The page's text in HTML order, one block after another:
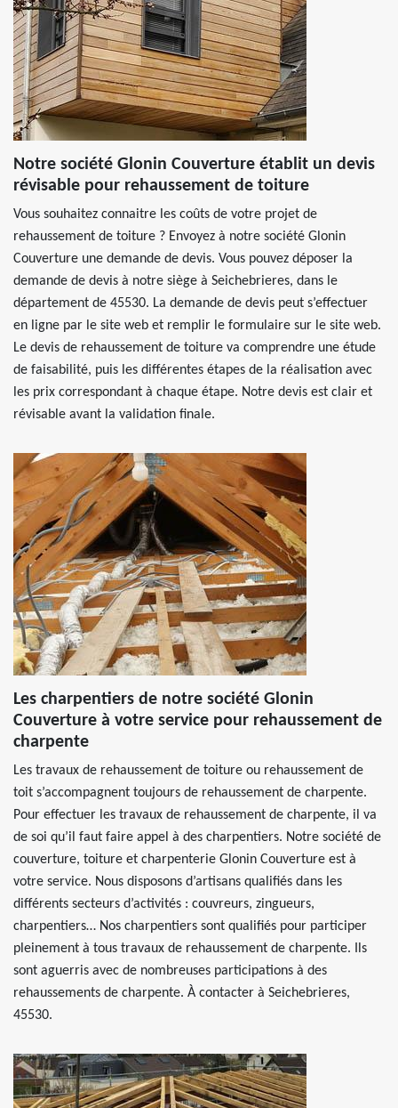
Notre société Glonin Couverture établit un devis
révisable pour rehaussement de toiture
Vous souhaitez connaitre les coûts de votre projet de
rehaussement de toiture ? Envoyez à notre société Glonin
Couverture une demande de devis. Vous pouvez déposer la
demande de devis à notre siège à Seichebrieres, dans le
département de 45530. La demande de devis peut s’effectuer
en ligne par le site web et remplir le formulaire sur le site web.
Le devis de rehaussement de toiture va comprendre une étude
de faisabilité, puis les différentes étapes de la réalisation avec
les prix correspondant à chaque étape. Notre devis est clair et
révisable avant la validation finale.
Les charpentiers de notre société Glonin
Couverture à votre service pour rehaussement de
charpente
Les travaux de rehaussement de toiture ou rehaussement de
toit s’accompagnent toujours de rehaussement de charpente.
Pour effectuer les travaux de rehaussement de charpente, il va
de soi qu’il faut faire appel à des charpentiers. Notre société de
couverture, toiture et charpenterie Glonin Couverture est à
votre service. Nous disposons d’artisans qualifiés dans les
différents secteurs d’activités : couvreurs, zingueurs,
charpentiers… Nos charpentiers sont qualifiés pour participer
pleinement à tous travaux de rehaussement de charpente. Ils
sont aguerris avec de nombreuses participations à des
rehaussements de charpente. À contacter à Seichebrieres,
45530.